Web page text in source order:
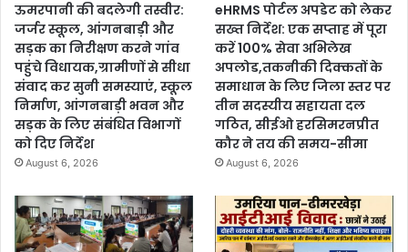
ऊमरपानी की बदलेगी तस्वीर:
जर्जर स्कूल, आंगनबाड़ी और
सड़क का निरीक्षण करने गांव
पहुंचे विधायक,ग्रामीणों से सीधा
संवाद कर सुनी समस्याएं, स्कूल
निर्माण, आंगनबाड़ी भवन और
सड़क के लिए संबंधित विभागों
को दिए निर्देश
August 6, 2026
eHRMS पोर्टल अपडेट को लेकर
सख्त निर्देश: एक सप्ताह में पूरा
करें 100% सेवा अभिलेख
अपलोड,तकनीकी दिक्कतों के
समाधान के लिए जिला स्तर पर
तीन सदस्यीय सहायता दल
गठित, सीईओ हरसिमरनप्रीत
कौर ने तय की समय-सीमा
August 6, 2026